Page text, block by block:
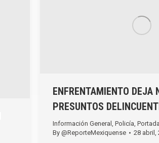
ENFRENTAMIENTO DEJA
PRESUNTOS
Información General Policía Portada
By @ReporteMexiquense 28 abril,